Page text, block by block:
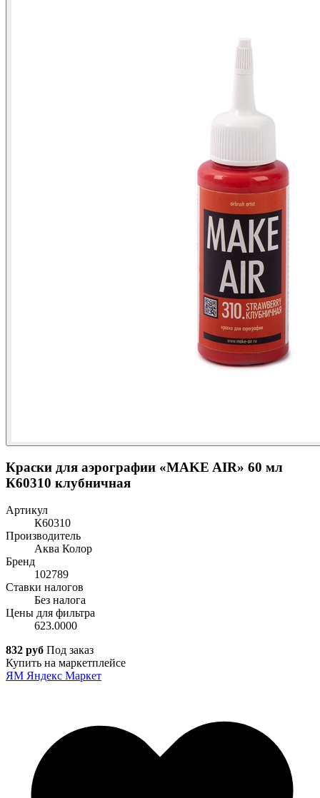
Краски для аэрографии «MAKE AIR» 60 мл
К60310 клубничная
Артикул
К60310
Производитель
Аква Колор
Бренд
102789
Ставки налогов
Без налога
Цены для фильтра
623.0000
832 руб Под заказ
Купить на маркетплейсе
ЯМ Яндекс Маркет